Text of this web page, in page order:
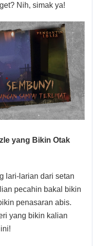
Nih, simak ya!
yang Bikin Otak
lari-larian dari setan
pecahin bakal bikin
penasaran abis.
yang bikin kalian